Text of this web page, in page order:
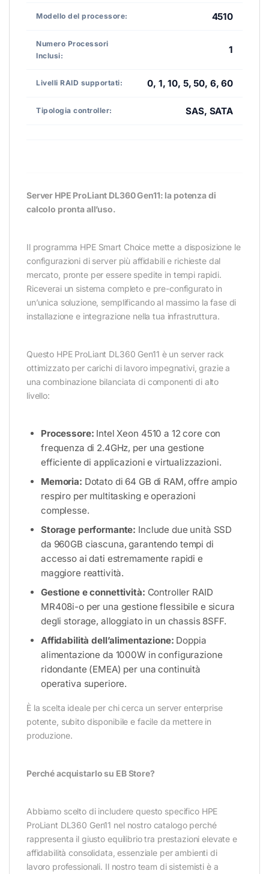
Modello del processore: 4510
Numero Processori
Inclusi:
1
Livelli RAID supportati: 0, 1, 10, 5, 50, 6, 60
Tipologia controller: SAS, SATA
Server HPE ProLiant DL360 Gen11: la potenza di
calcolo pronta all’uso.
Il programma HPE Smart Choice mette a disposizione le
configurazioni di server più affidabili e richieste dal
mercato, pronte per essere spedite in tempi rapidi.
Riceverai un sistema completo e pre-configurato in
un’unica soluzione, semplificando al massimo la fase di
installazione e integrazione nella tua infrastruttura.
Questo HPE ProLiant DL360 Gen11 è un server rack
ottimizzato per carichi di lavoro impegnativi, grazie a
una combinazione bilanciata di componenti di alto
livello:
Processore: Intel Xeon 4510 a 12 core con
frequenza di 2.4GHz, per una gestione
efficiente di applicazioni e virtualizzazioni.
Memoria: Dotato di 64 GB di RAM, offre ampio
respiro per multitasking e operazioni
complesse.
Storage performante: Include due unità SSD
da 960GB ciascuna, garantendo tempi di
accesso ai dati estremamente rapidi e
maggiore reattività.
Gestione e connettività: Controller RAID
MR408i-o per una gestione flessibile e sicura
degli storage, alloggiato in un chassis 8SFF.
Affidabilità dell’alimentazione: Doppia
alimentazione da 1000W in configurazione
ridondante (EMEA) per una continuità
operativa superiore.
È la scelta ideale per chi cerca un server enterprise
potente, subito disponibile e facile da mettere in
produzione.
Perché acquistarlo su EB Store?
Abbiamo scelto di includere questo specifico HPE
ProLiant DL360 Gen11 nel nostro catalogo perché
rappresenta il giusto equilibrio tra prestazioni elevate e
affidabilità consolidata, essenziale per ambienti di
lavoro professionali. Il nostro team di sistemisti è a